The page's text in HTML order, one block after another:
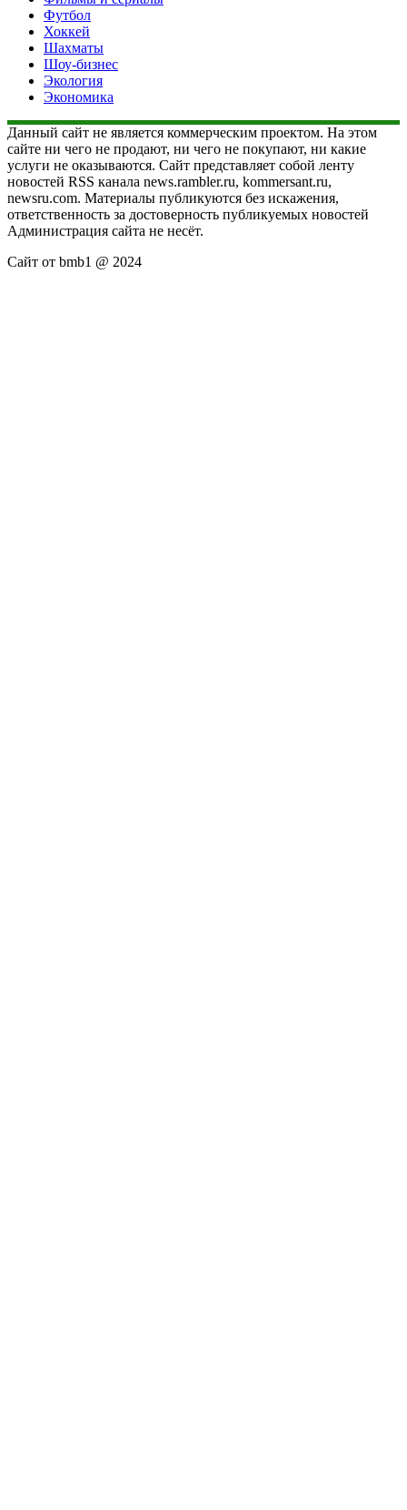
Футбол
Хоккей
Шахматы
Шоу-бизнес
Экология
Экономика
Данный сайт не является коммерческим проектом. На этом
сайте ни чего не продают, ни чего не покупают, ни какие
услуги не оказываются. Сайт представляет собой ленту
новостей RSS канала news.rambler.ru, kommersant.ru,
newsru.com. Материалы публикуются без искажения,
ответственность за достоверность публикуемых новостей
Администрация сайта не несёт.
Сайт от bmb1 @ 2024